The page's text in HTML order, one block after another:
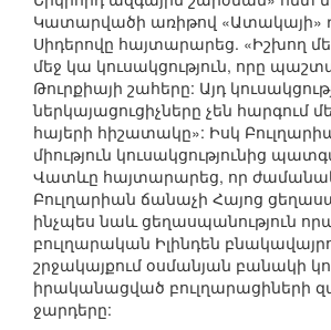
Կատարվածի առիթով «Ատակայի»
Սիդերովը հայտարարեց. «Իշխող
մեջ կա կուսակցություն, որը
Թուրքիայի շահերը: Այդ
ներկայացուցիչները չեն հարգում
հայերի հիշատակը»: Իսկ
միություն կուսակցությունից
Վատևը հայտարարեց, որ
Բուլղարիան ճանաչի Հայոց
ինչպես նաև ցեղասպանություն
բուլղարական Իլինդեն
շրջակայքում օսմանյան բանակի
իրականացված բուլղարացիների
ջարդերը: